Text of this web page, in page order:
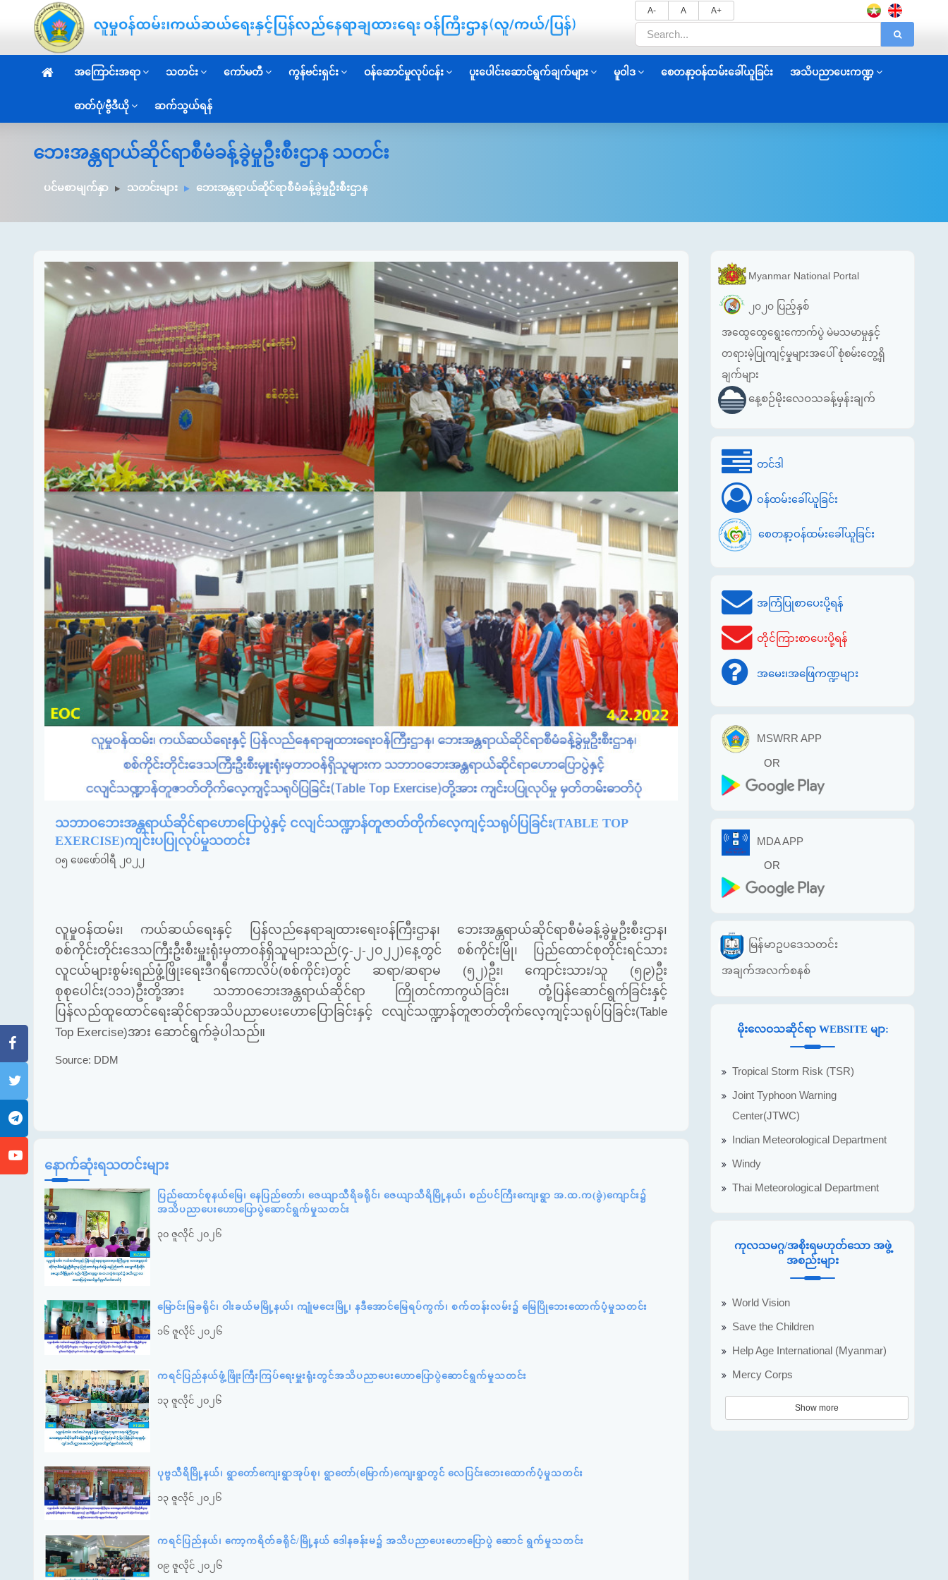
A- A A+
အကြောင်းအရာ သတင်း ကော်မတီ ကွန်ဗင်းရှင်း ဝန်ဆောင်မှုလုပ်ငန်း ပူးပေါင်းဆောင်ရွက်ချက်များ မူဝါဒ စေတနာ့ဝန်ထမ်းခေါ်ယူခြင်း အသိပညာပေးကဏ္ဍ
ဓာတ်ပုံ/ဗွီဒီယို ဆက်သွယ်ရန်
ဘေးအန္တရာယ်ဆိုင်ရာစီမံခန့်ခွဲမှုဦးစီးဌာန သတင်း
ပင်မစာမျက်နှာ သတင်းများ ဘေးအန္တရာယ်ဆိုင်ရာစီမံခန့်ခွဲမှုဦးစီးဌာန
သဘာဝဘေးအန္တရာယ်ဆိုင်ရာဟောပြောပွဲနှင့် ငလျင်သဏ္ဍာန်တူဇာတ်တိုက်လေ့ကျင့်သရုပ်ပြခြင်း(TABLE TOP
EXERCISE)ကျင်းပပြုလုပ်မှုသတင်း
၀၅ ဖေဖော်ဝါရီ ၂၀၂၂
လူမှုဝန်ထမ်း၊ ကယ်ဆယ်ရေးနှင့် ပြန်လည်နေရာချထားရေးဝန်ကြီးဌာန၊ ဘေးအန္တရာယ်ဆိုင်ရာစီမံခန့်ခွဲမှုဦးစီးဌာန၊
စစ်ကိုင်းတိုင်း​ဒေသကြီးဦးစီးမှူးရုံးမှတာဝန်ရှိသူများသည်(၄-၂-၂ဝ၂၂)နေ့တွင် စစ်ကိုင်းမြို၊ ပြည်ထောင်စုတိုင်းရင်သား
လူငယ်များစွမ်းရည်ဖွံ့ဖြိုးရေးဒီဂရီကောလိပ်(စစ်ကိုင်း)တွင် ဆရာ/ဆရာမ (၅၂)ဦး၊ ကျောင်းသား/သူ (၅၉)ဦး
စုစုပေါင်း(၁၁၁)ဦးတို့အား သဘာဝဘေးအန္တရာယ်ဆိုင်ရာ ကြိုတင်ကာကွယ်ခြင်း၊ တုံ့ပြန်ဆောင်ရွက်ခြင်းနှင့်
ပြန်လည်ထူထောင်ရေးဆိုင်ရာအသိပညာပေးဟောပြောခြင်းနှင့် ငလျင်သဏ္ဍာန်တူဇာတ်တိုက်လေ့ကျင့်သရုပ်ပြခြင်း(Table
Top Exercise)အား ဆောင်ရွက်ခဲ့ပါသည်။
Source: DDM
နောက်ဆုံးရသတင်းများ
ပြည်ထောင်စုနယ်မြေ၊ နေပြည်တော်၊ ဇေယျာသီရိခရိုင်၊ ဇေယျာသီရိမြို့နယ်၊ စည်ပင်ကြီးကျေးရွာ အ.ထ.က(ခွဲ)ကျောင်း၌
အသိပညာပေးဟောပြောပွဲဆောင်ရွက်မှုသတင်း
၃၀ ဇူလိုင် ၂၀၂၆
မြောင်းမြခရိုင်၊ ဝါးခယ်မမြို့နယ်၊ ကျုံမငေးမြို့၊ နဒီအောင်မြေရပ်ကွက်၊ စက်တန်းလမ်း၌ မြေပြိုဘေးထောက်ပံ့မှုသတင်း
၁၆ ဇူလိုင် ၂၀၂၆
ကရင်ပြည်နယ်ဖွံ့ဖြိုးကြီးကြပ်ရေးမှူးရုံးတွင်အသိပညာပေးဟောပြောပွဲဆောင်ရွက်မှုသတင်း
၁၃ ဇူလိုင် ၂၀၂၆
ပုဗ္ဗသီရိမြို့နယ်၊ ရွာတော်ကျေးရွာအုပ်စု၊ ရွာတော်(မြောက်)ကျေးရွာတွင် လေပြင်းဘေးထောက်ပံ့မှုသတင်း
၁၃ ဇူလိုင် ၂၀၂၆
ကရင်ပြည်နယ်၊ ကော့ကရိတ်ခရိုင်/မြို့နယ် ဒေါနခန်းမ၌ အသိပညာပေးဟောပြောပွဲ ဆောင် ရွက်မှုသတင်း
၀၉ ဇူလိုင် ၂၀၂၆
Myanmar National Portal
၂၀၂၀ ပြည့်နှစ်
အထွေထွေရွေးကောက်ပွဲ မဲမသမာမှုနှင့်
တရားမဲ့ပြုကျင့်မှုများအပေါ် စုံစမ်းတွေ့ရှိ
ချက်များ
နေ့စဉ်မိုးလေဝသခန့်မှန်းချက်
တင်ဒါ
ဝန်ထမ်းခေါ်ယူခြင်း
စေတနာ့ဝန်ထမ်းခေါ်ယူခြင်း
အကြံပြုစာပေးပို့ရန်
တိုင်ကြားစာပေးပို့ရန်
အမေး၊အဖြေကဏ္ဍများ
MSWRR APP
OR
MDA APP
OR
မြန်မာဥပဒေသတင်း
အချက်အလက်စနစ်
မိုးလေဝသဆိုင်ရာ WEBSITE မျာ:
Tropical Storm Risk (TSR)
Joint Typhoon Warning
Center(JTWC)
Indian Meteorological Department
Windy
Thai Meteorological Department
ကုလသမဂ္ဂ/အစိုးရမဟုတ်သော အဖွဲ့
အစည်းများ
World Vision
Save the Children
Help Age International (Myanmar)
Mercy Corps
Show more